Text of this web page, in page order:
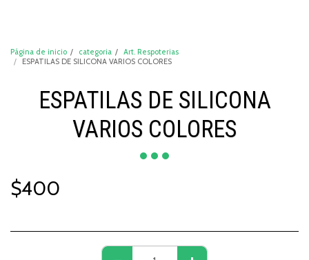
Página de inicio categoria
Art. Respoterias
ESPATILAS DE SILICONA VARIOS COLORES
ESPATILAS DE SILICONA
VARIOS COLORES
$400